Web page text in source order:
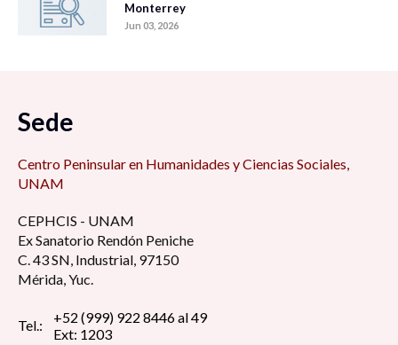
Monterrey
Jun 03, 2026
Sede
Centro Peninsular en Humanidades y Ciencias Sociales,
UNAM
CEPHCIS - UNAM
Ex Sanatorio Rendón Peniche
C. 43 SN, Industrial, 97150
Mérida, Yuc.
Tel.:
+52 (999) 922 8446 al 49
Ext: 1203